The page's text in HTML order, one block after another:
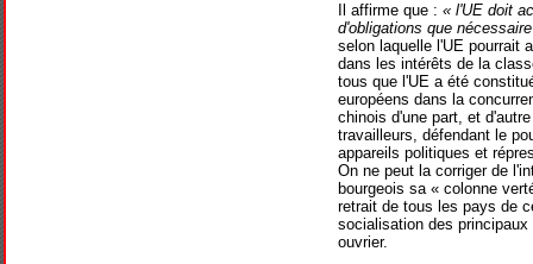
Il affirme que : « l'UE doit
d'obligations que
selon laquelle l'UE pourrait
dans les intérêts de la
tous que l'UE a été
européens dans la
chinois d'une part, et
travailleurs, défendant le
appareils politiques et
On ne peut la corriger de
bourgeois sa « colonne
retrait de tous les pays de
socialisation des
ouvrier.